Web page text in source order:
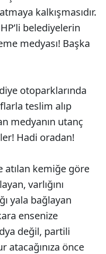
kalkışmasıdır.
belediyelerin
medyası! Başka
otoparklarında
teslim alıp
medyanın utanç
Hadi oradan!
atılan kemiğe göre
varlığını
yala bağlayan
ensenize
değil, partili
atacağınıza önce